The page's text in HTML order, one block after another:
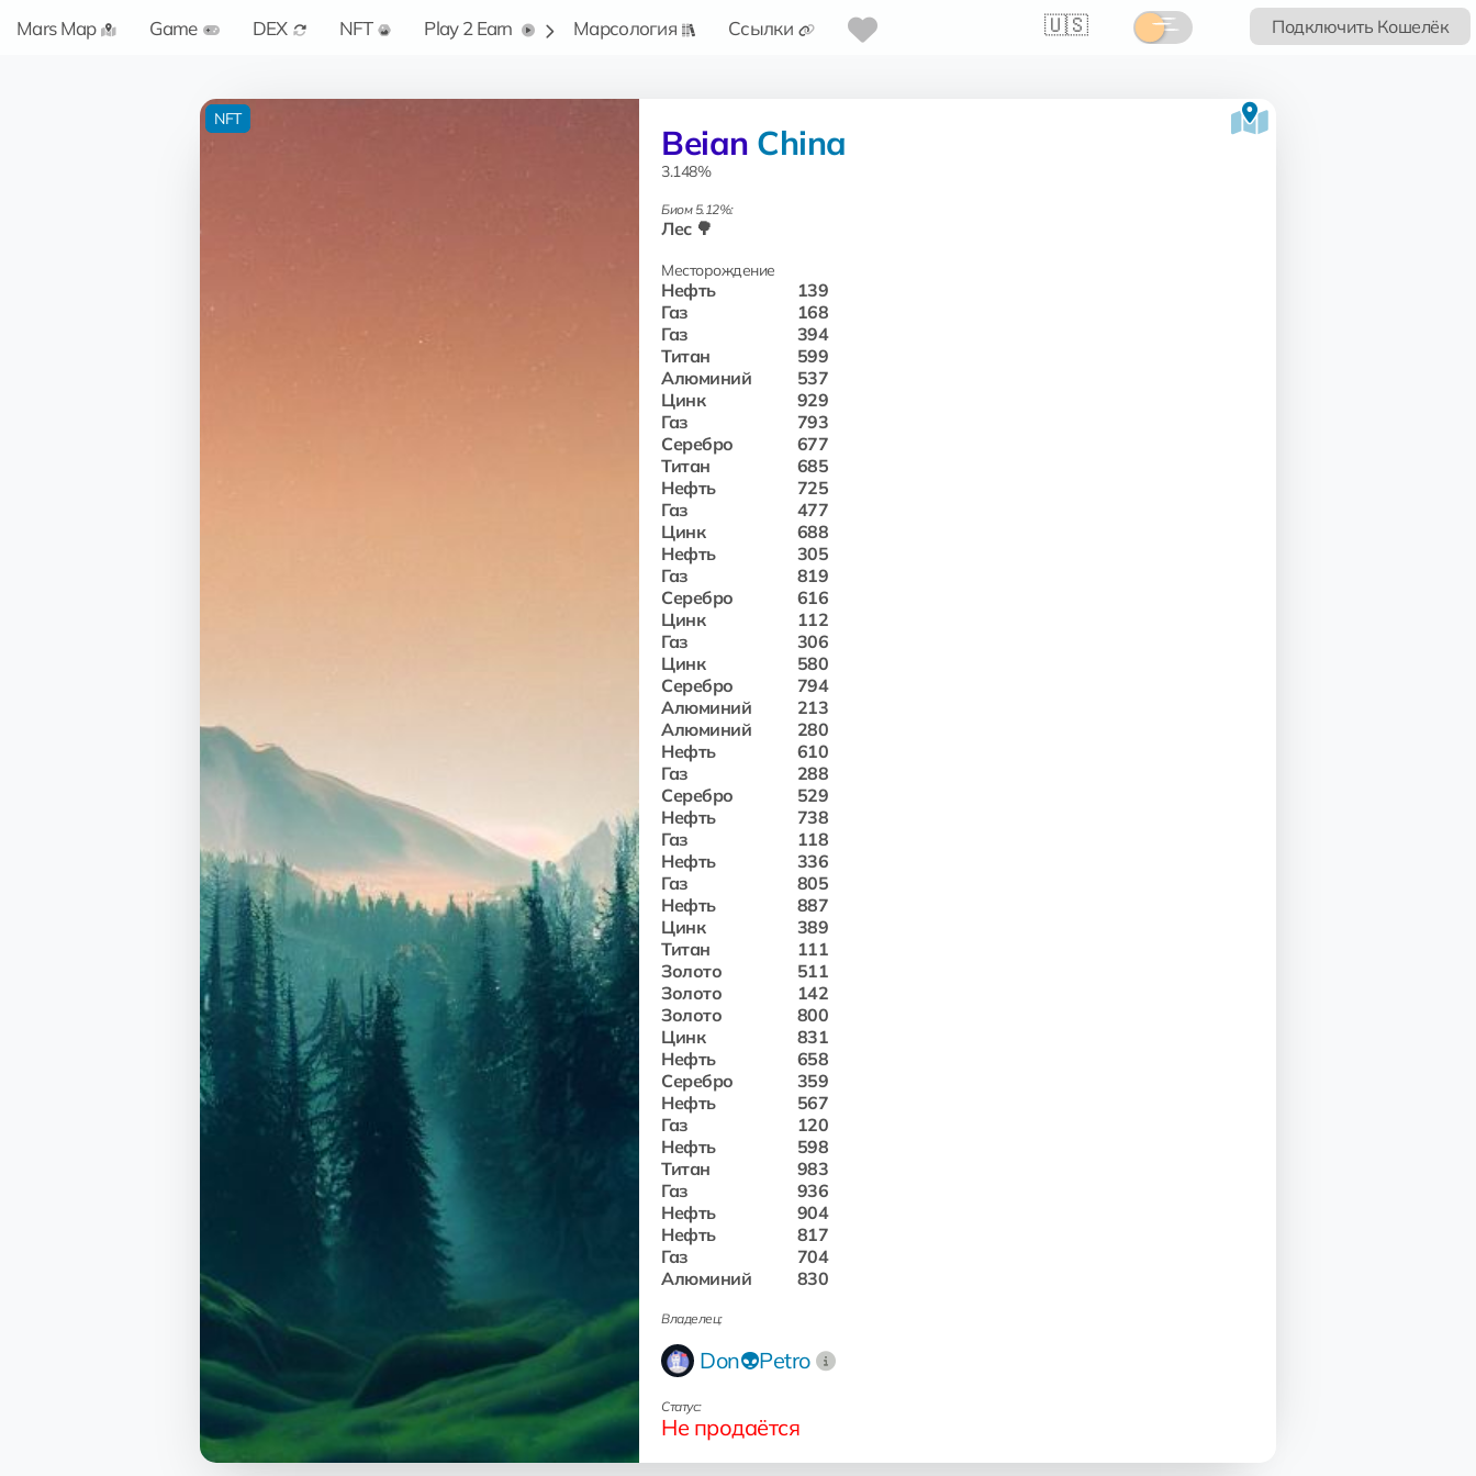
🇺🇸 Подключить Кошелёк
Mars Map Game DEX NFT Play 2 Earn Марсология Ссылки
Beian China
3.148%
Биом 5.12%:
Лес 🌳
Месторождение
Нефть
139
Газ
168
Газ
394
Титан
599
Алюминий
537
Цинк
929
Газ
793
Серебро
677
Титан
685
Нефть
725
Газ
477
Цинк
688
Нефть
305
Газ
819
Серебро
616
Цинк
112
Газ
306
Цинк
580
Серебро
794
Алюминий
213
Алюминий
280
Нефть
610
Газ
288
Серебро
529
Нефть
738
Газ
118
Нефть
336
Газ
805
Нефть
887
Цинк
389
Титан
111
Золото
511
Золото
142
Золото
800
Цинк
831
Нефть
658
Серебро
359
Нефть
567
Газ
120
Нефть
598
Титан
983
Газ
936
Нефть
904
Нефть
817
Газ
704
Алюминий
830
Владелец:
Don👽Petro
Статус:
Не продаётся
NFT